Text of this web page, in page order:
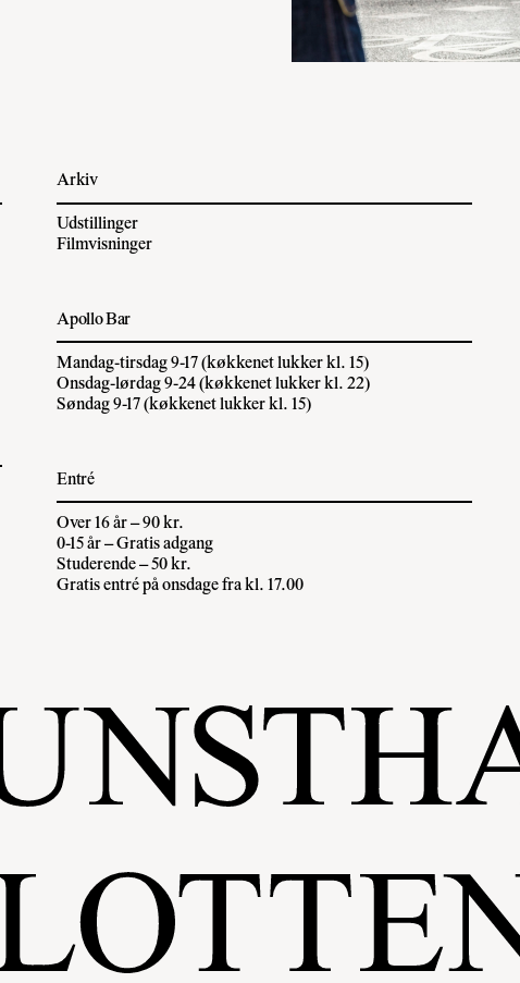
Arkiv
Udstillinger
Filmvisninger
Apollo Bar
Mandag-tirsdag 9-17 (køkkenet lukker kl. 15)
Onsdag-lørdag 9-24 (køkkenet lukker kl. 22)
Søndag 9-17 (køkkenet lukker kl. 15)
Entré
Over 16 år – 90 kr.
0-15 år – Gratis adgang
Studerende – 50 kr.
Gratis entré på onsdage fra kl. 17.00